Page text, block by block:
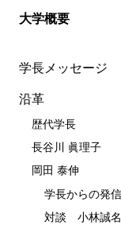
大学概要
学長メッセージ
沿革
歴代学長
長谷川 眞理子
岡田 泰伸
学長からの発信
対談 小林誠名